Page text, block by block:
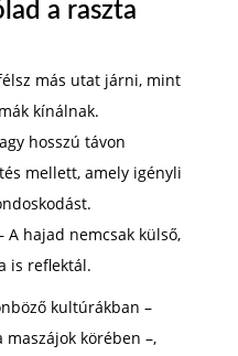
a raszta
más utat járni, mint
kínálnak.
hosszú távon
mellett, amely igényli
A hajad nemcsak külső,
is reflektál.
kultúrákban –
körében –,